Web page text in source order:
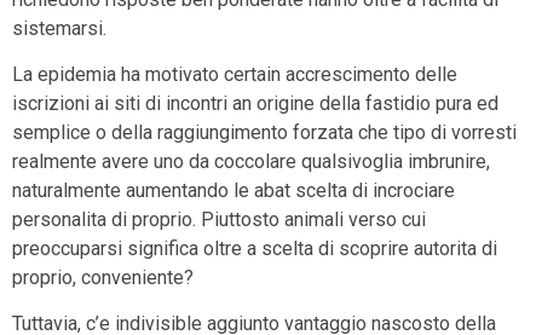
sistemarsi.
La epidemia ha motivato certain accrescimento delle
iscrizioni ai siti di incontri an origine della fastidio pura ed
semplice o della raggiungimento forzata che tipo di vorresti
realmente avere uno da coccolare qualsivoglia imbrunire,
naturalmente aumentando le abat scelta di incrociare
personalita di proprio. Piuttosto animali verso cui
preoccuparsi significa oltre a scelta di scoprire autorita di
proprio, conveniente?
Tuttavia, c’e indivisible aggiunto vantaggio nascosto della